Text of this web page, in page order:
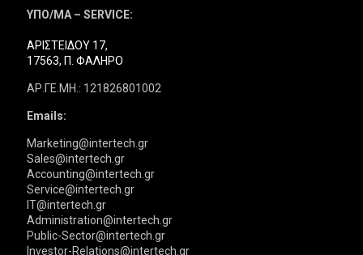
ΥΠΟ/ΜΑ – SERVICE:
ΑΡΙΣΤΕΙΔΟΥ 17,
17563, Π. ΦΑΛΗΡΟ
ΑΡ.ΓΕ.ΜΗ.: 121826801002
Emails:
Marketing@intertech.gr
Sales@intertech.gr
Accounting@intertech.gr
Service@intertech.gr
IT@intertech.gr
Administration@intertech.gr
Public-Sector@intertech.gr
Investor-Relations@intertech.gr